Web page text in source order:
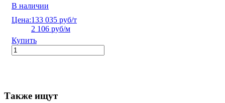
В наличии
Цена:133 035 руб/т
2 106 руб/м
Купить
Также ищут